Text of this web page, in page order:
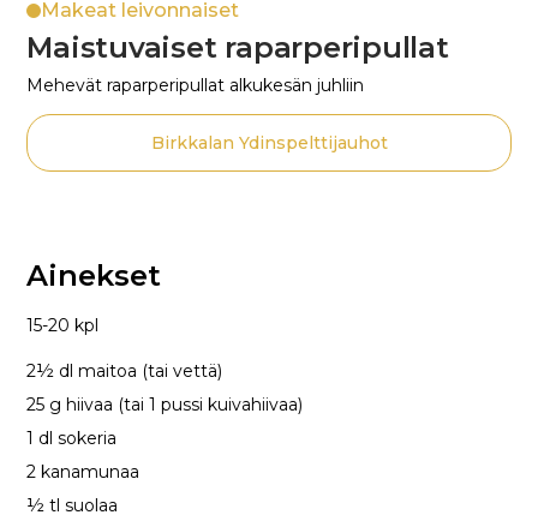
Makeat leivonnaiset
Maistuvaiset raparperipullat
Mehevät raparperipullat alkukesän juhliin
Birkkalan Ydinspelttijauhot
Ainekset
15-20 kpl
2½ dl maitoa (tai vettä)
25 g hiivaa (tai 1 pussi kuivahiivaa)
1 dl sokeria
2 kanamunaa
½ tl suolaa